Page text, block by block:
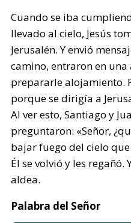
Cuando se iba
llevado al cielo, Jesús
Jerusalén. Y envió
camino, entraron en
prepararle alojamiento.
porque se dirigía a
Al ver esto, Santiago y
preguntaron: «Señor,
bajar fuego del cielo que
Él se volvió y les regañó.
aldea.
Palabra del Señor